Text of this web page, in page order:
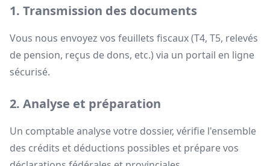
1. Transmission des documents
Vous nous envoyez vos feuillets fiscaux (T4, T5, relevés
de pension, reçus de dons, etc.) via un portail en ligne
sécurisé.
2. Analyse et préparation
Un comptable analyse votre dossier, vérifie l'ensemble
des crédits et déductions possibles et prépare vos